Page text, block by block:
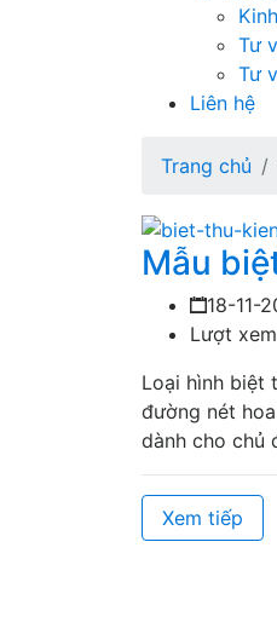
Tư
Tư
Liên hệ
Trang chủ
Mẫu
18-11-
Lượt
Loại hình biệt
đường nét
dành cho chủ
Xem tiếp